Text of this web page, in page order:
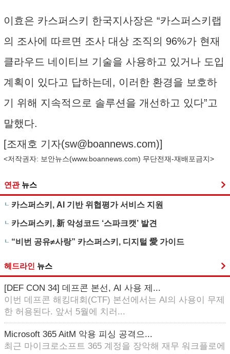
이효은 카스퍼스키 한국지사장은 “카스퍼스키랩
의 조사에 따르면 조사 대상 조직의 96%가 현재
클라우드 네이티브 기술을 사용하고 있거나 도입
계획이 있다고 답하는데, 이러한 환경을 보호하
기 위해 지속적으로 솔루션을 개선하고 있다”고
말했다.
[조재호 기자(sw@boannews.com)]
<저작권자: 보안뉴스(www.boannews.com) 무단전재-재배포금지>
연관 뉴스
카스퍼스키, AI 기반 위협평가 서비스 지원
카스퍼스키, 新 악성코드 ‘스파크캣’ 발견
“비번 공유≠사랑” 카스퍼스키, 디지털 愛 가이드
헤드라인 뉴스
[DEF CON 34] 데프콘 본선, AI 사용 제...
이번 데프콘 해킹대회(CTF) 본선에서는 AI의 사용이 무제
한 허용된다. 앞서 5월에 치러...
Microsoft 365 AitM 악용 피싱 공격으...
최근 마이크로소프트 365 계정을 장악해 재무 워크플로에